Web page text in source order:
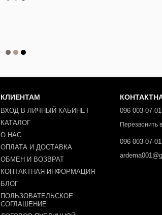
КЛИЕНТАМ
ВХОД В ЛИЧНЫЙ КАБИНЕТ
КАТАЛОГ
О НАС
ОПЛАТА И ДОСТАВКА
ОБМЕН И ВОЗВРАТ
КОНТАКТНАЯ ИНФОРМАЦИЯ
БЛОГ
ПОЛЬЗОВАТЕЛЬСКОЕ
СОГЛАШЕНИЕ
096 003-07-01
Перезвонить
096 003-07-01